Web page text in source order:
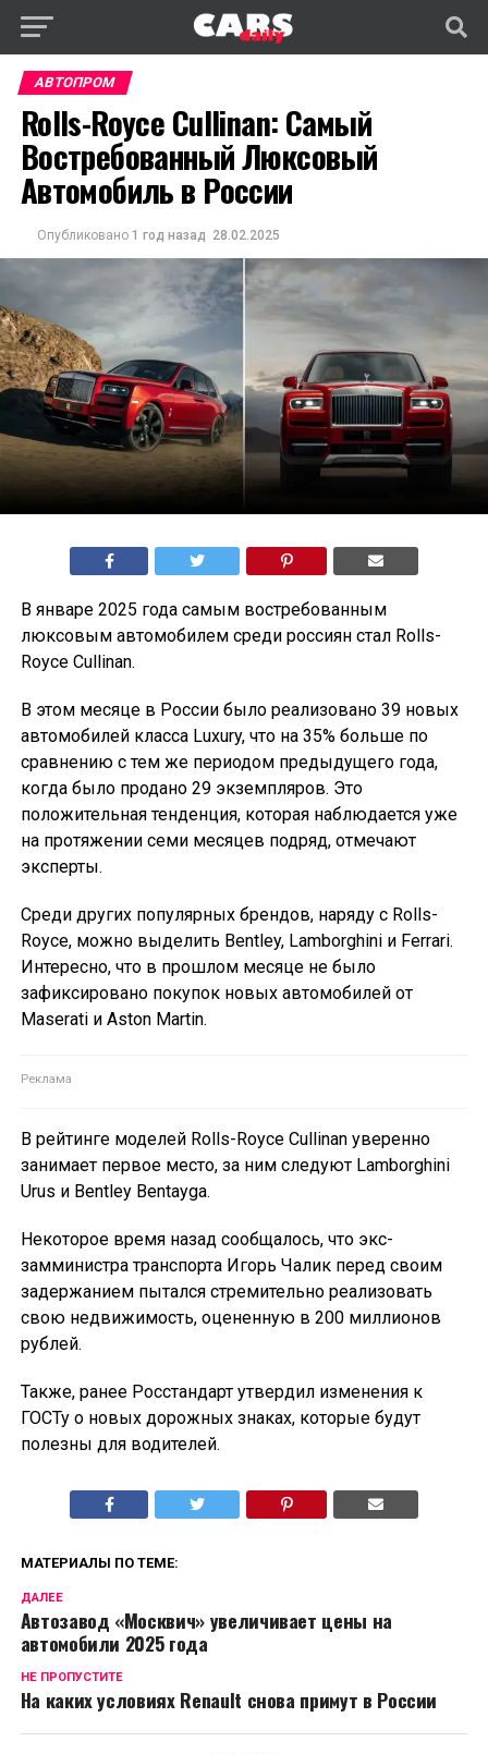
АВТОПРОМ
Rolls-Royce Cullinan: Самый
Востребованный Люксовый
Автомобиль в России
Опубликовано 1 год назад 28.02.2025
В январе 2025 года самым востребованным
люксовым автомобилем среди россиян стал Rolls-
Royce Cullinan.
В этом месяце в России было реализовано 39 новых
автомобилей класса Luxury, что на 35% больше по
сравнению с тем же периодом предыдущего года,
когда было продано 29 экземпляров. Это
положительная тенденция, которая наблюдается уже
на протяжении семи месяцев подряд, отмечают
эксперты.
Среди других популярных брендов, наряду с Rolls-
Royce, можно выделить Bentley, Lamborghini и Ferrari.
Интересно, что в прошлом месяце не было
зафиксировано покупок новых автомобилей от
Maserati и Aston Martin.
В рейтинге моделей Rolls-Royce Cullinan уверенно
занимает первое место, за ним следуют Lamborghini
Urus и Bentley Bentayga.
Некоторое время назад сообщалось, что экс-
замминистра транспорта Игорь Чалик перед своим
задержанием пытался стремительно реализовать
свою недвижимость, оцененную в 200 миллионов
рублей.
Также, ранее Росстандарт утвердил изменения к
ГОСТу о новых дорожных знаках, которые будут
полезны для водителей.
МАТЕРИАЛЫ ПО ТЕМЕ:
ДАЛЕЕ
Автозавод «Москвич» увеличивает цены на
автомобили 2025 года
НЕ ПРОПУСТИТЕ
На каких условиях Renault снова примут в России